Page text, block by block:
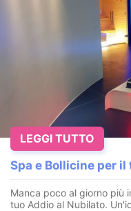
Spa e Bollicine per il
Manca poco al giorno più
tuo Addio al Nubilato.
LEGGI TUTTO